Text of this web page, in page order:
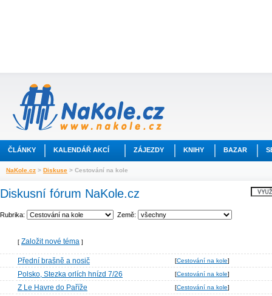
ČLÁNKY KALENDÁŘ AKCÍ ZÁJEZDY KNIHY BAZAR
NaKole.cz > Diskuse > Cestování na kole
Diskusní fórum NaKole.cz
Rubrika: Země:
[ Založit nové téma ]
Přední brašně a nosič [Cestování na kole]
Polsko, Stezka orlích hnízd 7/26 [Cestování na kole]
Z Le Havre do Paříže [Cestování na kole]